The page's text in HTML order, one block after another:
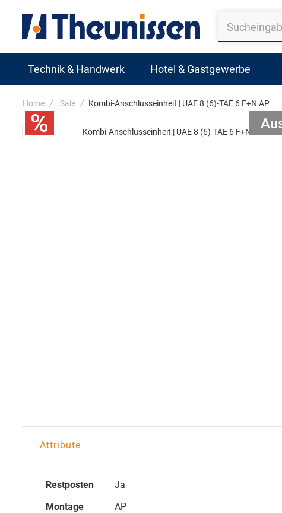
Technik & Handwerk Hotel & Gastgewerbe
Home Sale
Kombi-Anschlusseinheit | UAE 8 (6)-TAE 6 F+N AP
Zum
Ende
Kombi-Anschlusseinheit | UAE 8 (6)-TAE 6 F+N AP
Attribute
Restposten
Ja
Montage
AP